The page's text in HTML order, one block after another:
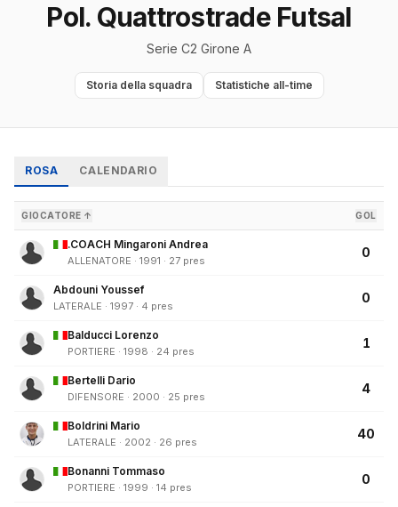
Pol. Quattrostrade Futsal
Serie C2 Girone A
Storia della squadra Statistiche all-time
ROSA CALENDARIO
GIOCATORE ↑ GOL
.COACH Mingaroni Andrea
ALLENATORE · 1991 · 27 pres
0
Abdouni Youssef
LATERALE · 1997 · 4 pres
0
Balducci Lorenzo
PORTIERE · 1998 · 24 pres
1
Bertelli Dario
DIFENSORE · 2000 · 25 pres
4
Boldrini Mario
LATERALE · 2002 · 26 pres
40
Bonanni Tommaso
PORTIERE · 1999 · 14 pres
0